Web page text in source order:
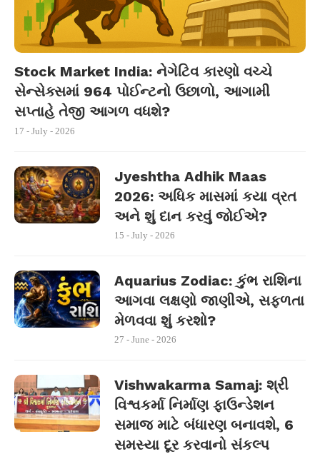
Stock Market India: નેગેટિવ કારણો વચ્ચે
સેન્સેક્સમાં 964 પોઈન્ટનો ઉછાળો, આગામી
સપ્તાહે તેજી આગળ વધશે?
17 - July - 2026
Jyeshtha Adhik Maas
2026: અધિક માસમાં કયા વ્રત
અને શું દાન કરવું જોઈએ?
15 - July - 2026
Aquarius Zodiac: કુંભ રાશિના
આગવા લક્ષણો જાણીએ, સફળતા
મેળવવા શું કરશો?
27 - June - 2026
Vishwakarma Samaj: શ્રી
વિશ્વકર્મા નિર્માણ ફાઉન્ડેશન
સમાજ માટે બંધારણ બનાવશે, 6
સમસ્યા દૂર કરવાનો સંકલ્પ